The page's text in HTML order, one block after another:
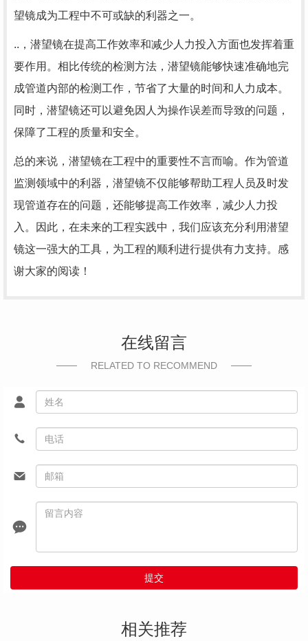
望镜成为工程中不可或缺的利器之一。
..，潜望镜在提高工作效率和减少人力投入方面也发挥着重
要作用。相比传统的检测方法，潜望镜能够快速准确地完
成管道内部的检测工作，节省了大量的时间和人力成本。
同时，潜望镜还可以避免因人为操作误差而导致的问题，
保障了工程的质量和安全。
总的来说，潜望镜在工程中的重要性不言而喻。作为管道
监测领域中的利器，潜望镜不仅能够帮助工程人员及时发
现管道存在的问题，还能够提高工作效率，减少人力投
入。因此，在未来的工程实践中，我们应该充分利用潜望
镜这一强大的工具，为工程的顺利进行提供有力支持。感
谢大家的阅读！
在线留言
RELATED TO RECOMMEND
提交
相关推荐